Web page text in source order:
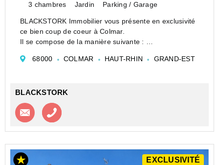
3 chambres Jardin Parking / Garage
BLACKSTORK Immobilier vous présente en exclusivité
ce bien coup de coeur à Colmar.
Il se compose de la manière suivante :
Une entrée
Un WC indépendant<...
68000 COLMAR HAUT-RHIN GRAND-EST
BLACKSTORK
Contacter l'agence
EXCLUSIVITÉ